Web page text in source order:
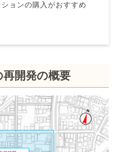
ョンの購入がおすすめ
開発の概要